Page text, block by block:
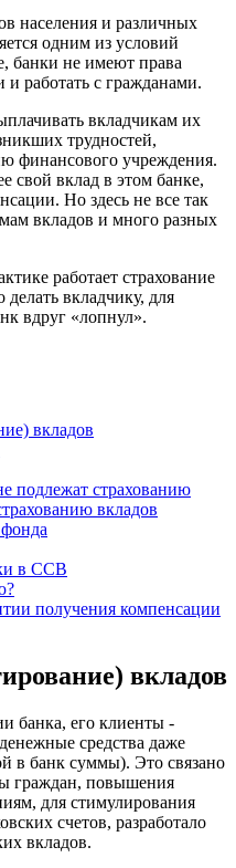
населения и различных
одним из условий
банки не имеют права
работать с гражданами.
вкладчикам их
трудностей,
финансового учреждения.
свой вклад в этом банке,
Но здесь не все так
вкладов и много разных
работает страхование
вкладчику, для
вдруг «лопнул».
вкладов
подлежат страхованию
вкладов
в ССВ
получения компенсации
вкладов
банка, его клиенты -
средства даже
в банк суммы). Это связано
граждан, повышения
для стимулирования
счетов, разработало
вкладов.